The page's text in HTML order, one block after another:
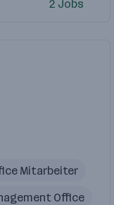
2 Jobs
Mitarbeiter
Office